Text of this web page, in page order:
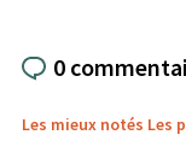
0
Les mieux notés Les